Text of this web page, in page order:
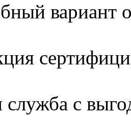
вариант
служба с